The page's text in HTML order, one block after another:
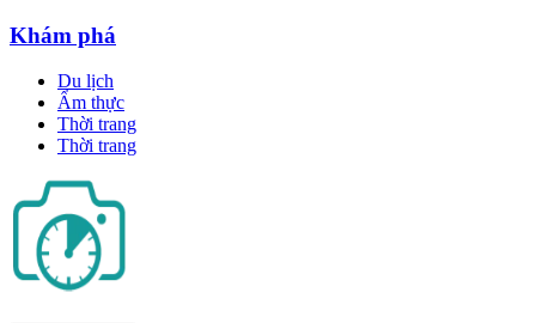
Khám phá
Du lịch
Ẩm thực
Thời trang
Thời trang